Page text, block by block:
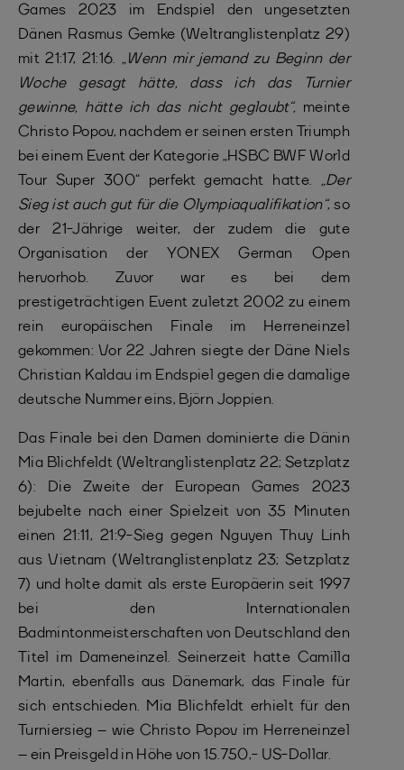
Games 2023 im Endspiel den ungesetzten
Dänen Rasmus Gemke (Weltranglistenplatz 29)
mit 21:17, 21:16. „Wenn mir jemand zu Beginn der
Woche gesagt hätte, dass ich das Turnier
gewinne, hätte ich das nicht geglaubt“, meinte
Christo Popov, nachdem er seinen ersten Triumph
bei einem Event der Kategorie „HSBC BWF World
Tour Super 300“ perfekt gemacht hatte. „Der
Sieg ist auch gut für die Olympiaqualifikation“, so
der 21-Jährige weiter, der zudem die gute
Organisation der YONEX German Open
hervorhob. Zuvor war es bei dem
prestigeträchtigen Event zuletzt 2002 zu einem
rein europäischen Finale im Herreneinzel
gekommen: Vor 22 Jahren siegte der Däne Niels
Christian Kaldau im Endspiel gegen die damalige
deutsche Nummer eins, Björn Joppien.
Das Finale bei den Damen dominierte die Dänin
Mia Blichfeldt (Weltranglistenplatz 22; Setzplatz
6): Die Zweite der European Games 2023
bejubelte nach einer Spielzeit von 35 Minuten
einen 21:11, 21:9-Sieg gegen Nguyen Thuy Linh
aus Vietnam (Weltranglistenplatz 23; Setzplatz
7) und holte damit als erste Europäerin seit 1997
bei den Internationalen
Badmintonmeisterschaften von Deutschland den
Titel im Dameneinzel. Seinerzeit hatte Camilla
Martin, ebenfalls aus Dänemark, das Finale für
sich entschieden. Mia Blichfeldt erhielt für den
Turniersieg – wie Christo Popov im Herreneinzel
– ein Preisgeld in Höhe von 15.750,- US-Dollar.